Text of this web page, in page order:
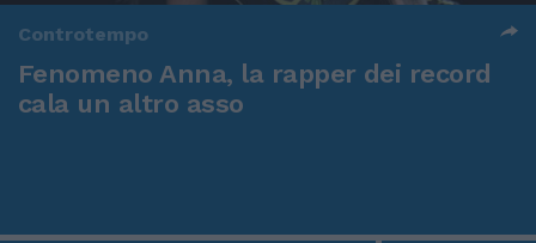
Controtempo
Fenomeno Anna, la rapper dei record
cala un altro asso